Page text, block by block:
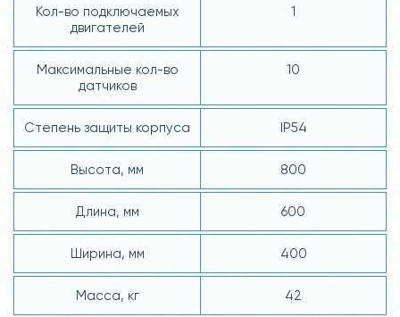
Кол-во подключаемых
двигателей
1
Максимальные кол-во
датчиков
10
Степень защиты корпуса IP54
Высота, мм 800
Длина, мм 600
Ширина, мм 400
Масса, кг 42